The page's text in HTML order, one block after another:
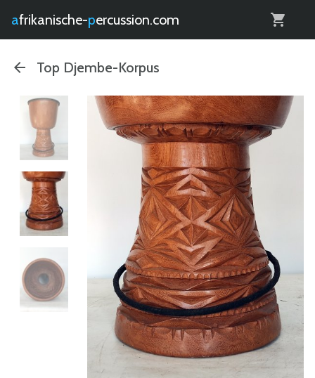
afrikanische- percussion.com
Top Djembe-Korpus